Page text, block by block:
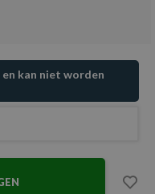
kan niet worden